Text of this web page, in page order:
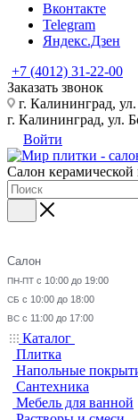
Вконтакте
Telegram
Яндекс.Дзен
+7 (4012) 31-22-00
Заказать звонок
г. Калининград,
г. Калининград, ул.
Войти
Салон
Салон
ПН-ПТ с 10:00 до 19:00
СБ с 10:00 до 18:00
ВС с 11:00 до 17:00
Каталог
Плитка
Напольные
Сантехника
Мебель для ванной